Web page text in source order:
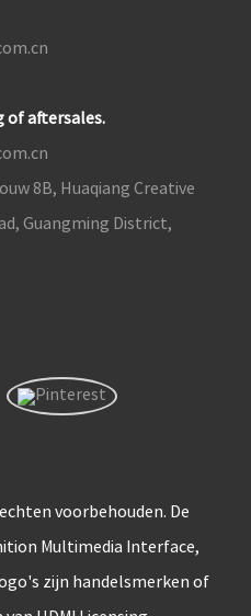
of aftersales.
8B, Huaqiang Creative
Guangming District,
voorbehouden. De
Multimedia Interface,
zijn handelsmerken of